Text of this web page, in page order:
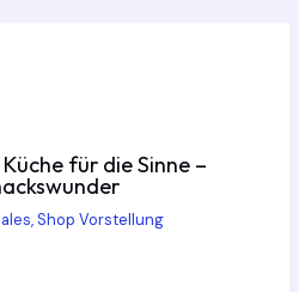
für die Sinne –
,Shop Vorstellung